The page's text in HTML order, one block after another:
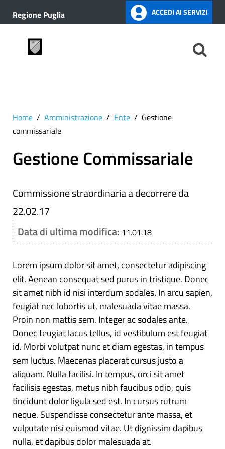
Regione Puglia ACCEDI AI SERVIZI
Home Amministrazione Ente
Gestione
commissariale
Gestione Commissariale
Commissione straordinaria a decorrere da
22.02.17
Data di ultima modifica: 11.01.18
Lorem ipsum dolor sit amet, consectetur adipiscing
elit. Aenean consequat sed purus in tristique. Donec
sit amet nibh id nisi interdum sodales. In arcu sapien,
feugiat nec lobortis ut, malesuada vitae massa.
Proin non mattis sem. Integer ac sodales ante.
Donec feugiat lacus tellus, id vestibulum est feugiat
id. Morbi volutpat nunc et diam egestas, in tempus
sem luctus. Maecenas placerat cursus justo a
aliquam. Nulla facilisi. In tempus, orci sit amet
facilisis egestas, metus nibh faucibus odio, quis
tincidunt dolor ligula sed est. In cursus rutrum
neque. Suspendisse consectetur ante massa, et
vulputate nisi euismod vitae. Ut dignissim dapibus
nulla, et dapibus dolor malesuada at.